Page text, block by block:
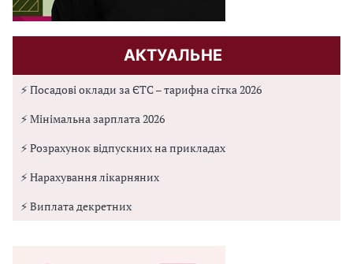
АКТУАЛЬНЕ
⚡ Посадові оклади за ЄТС – тарифна сітка 2026
⚡ Мінімальна зарплата 2026
⚡ Розрахунок відпускних на прикладах
⚡ Нарахування лікарняних
⚡ Виплата декретних